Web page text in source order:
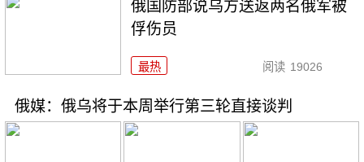
俄国防部说乌方送返两名俄军被
俘伤员
最热 阅读 19026
俄媒：俄乌将于本周举行第三轮直接谈判